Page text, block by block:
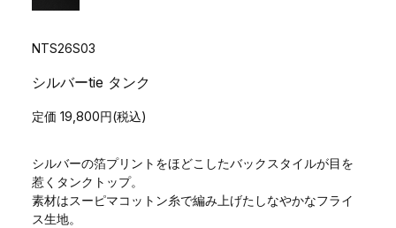
NTS26S03
シルバーtie タンク
定価 19,800円(税込)
シルバーの箔プリントをほどこしたバックスタイルが目を
惹くタンクトップ。
素材はスーピマコットン糸で編み上げたしなやかなフライ
ス生地。